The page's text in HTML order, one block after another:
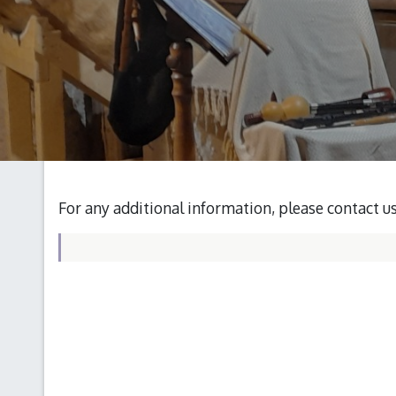
For any additional information, please contact